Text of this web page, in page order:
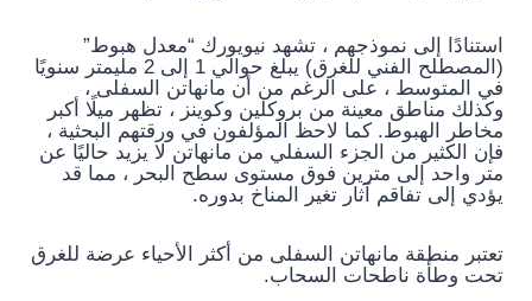
استنادًا إلى نموذجهم ، تشهد نيويورك “معدل هبوط”
(المصطلح الفني للغرق) يبلغ حوالي 1 إلى 2 مليمتر سنويًا
في المتوسط ​​، على الرغم من أن مانهاتن السفلى ،
وكذلك مناطق معينة من بروكلين وكوينز ، تظهر ميلًا أكبر
مخاطر الهبوط. كما لاحظ المؤلفون في ورقتهم البحثية ،
فإن الكثير من الجزء السفلي من مانهاتن لا يزيد حاليًا عن
متر واحد إلى مترين فوق مستوى سطح البحر ، مما قد
يؤدي إلى تفاقم آثار تغير المناخ بدوره.
تعتبر منطقة مانهاتن السفلى من أكثر الأحياء عرضة للغرق
تحت وطأة ناطحات السحاب.